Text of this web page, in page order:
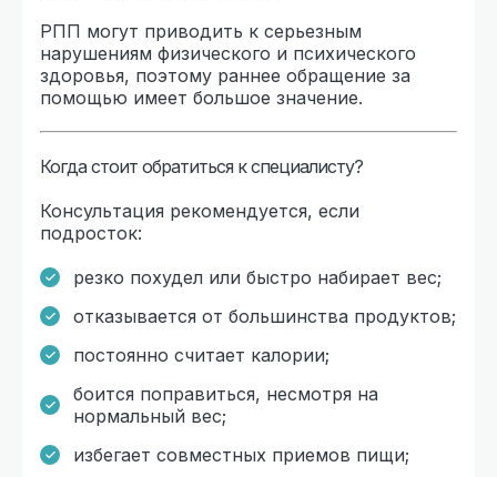
РПП могут приводить к серьезным
нарушениям физического и психического
здоровья, поэтому раннее обращение за
помощью имеет большое значение.
Когда стоит обратиться к специалисту?
Консультация рекомендуется, если
подросток:
резко похудел или быстро набирает вес;
отказывается от большинства продуктов;
постоянно считает калории;
боится поправиться, несмотря на
нормальный вес;
избегает совместных приемов пищи;